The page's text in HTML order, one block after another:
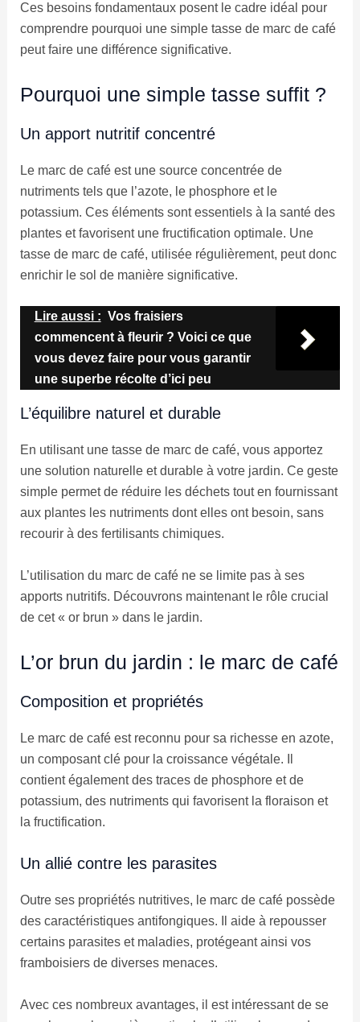
Ces besoins fondamentaux posent le cadre idéal pour
comprendre pourquoi une simple tasse de marc de café
peut faire une différence significative.
Pourquoi une simple tasse suffit ?
Un apport nutritif concentré
Le marc de café est une source concentrée de
nutriments tels que l’azote, le phosphore et le
potassium. Ces éléments sont essentiels à la santé des
plantes et favorisent une fructification optimale. Une
tasse de marc de café, utilisée régulièrement, peut donc
enrichir le sol de manière significative.
Lire aussi : Vos fraisiers
commencent à fleurir ? Voici ce que
vous devez faire pour vous garantir
une superbe récolte d’ici peu
L’équilibre naturel et durable
En utilisant une tasse de marc de café, vous apportez
une solution naturelle et durable à votre jardin. Ce geste
simple permet de réduire les déchets tout en fournissant
aux plantes les nutriments dont elles ont besoin, sans
recourir à des fertilisants chimiques.
L’utilisation du marc de café ne se limite pas à ses
apports nutritifs. Découvrons maintenant le rôle crucial
de cet « or brun » dans le jardin.
L’or brun du jardin : le marc de café
Composition et propriétés
Le marc de café est reconnu pour sa richesse en azote,
un composant clé pour la croissance végétale. Il
contient également des traces de phosphore et de
potassium, des nutriments qui favorisent la floraison et
la fructification.
Un allié contre les parasites
Outre ses propriétés nutritives, le marc de café possède
des caractéristiques antifongiques. Il aide à repousser
certains parasites et maladies, protégeant ainsi vos
framboisiers de diverses menaces.
Avec ces nombreux avantages, il est intéressant de se